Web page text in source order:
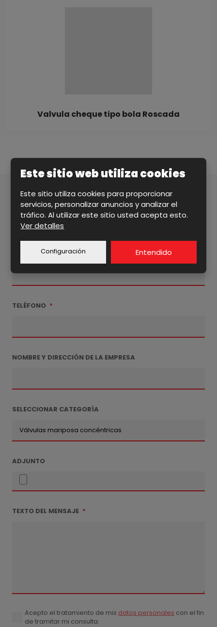
Valvula cheque tipo bola Roscada
PERSONA DE CONTACTO *
*
TELÉFONO *
NOMBRE Y DIRECCIÓN DE LA EMPRESA
SELECCIONAR CATEGORÍA
ADJUNTO
TEXTO DEL MENSAJE *
Acepto
Acepto el tratamiento de mis datos personales con el fin
de tramitar mi consulta.
Este sitio web utiliza cookies
Este sitio utiliza cookies para proporcionar
servicios, personalizar anuncios y analizar el
tráfico. Al utilizar este sitio usted acepta esto.
Ver detalles
Configuración Entendido